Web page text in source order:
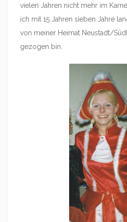
vielen Jahren nicht mehr im
ich mit 15 Jahren sieben Jahre
von meiner Heimat Neustadt/
gezogen bin.